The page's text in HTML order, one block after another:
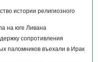
истории религиозного
на юге Ливана
сопротивления
паломников въехали в Ирак